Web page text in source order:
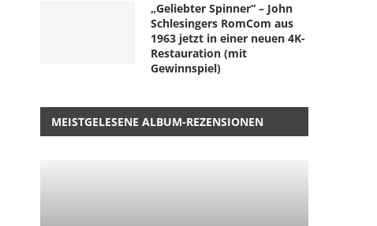
„Geliebter Spinner“ – John
Schlesingers RomCom aus
1963 jetzt in einer neuen 4K-
Restauration (mit
Gewinnspiel)
MEISTGELESENE ALBUM-REZENSIONEN